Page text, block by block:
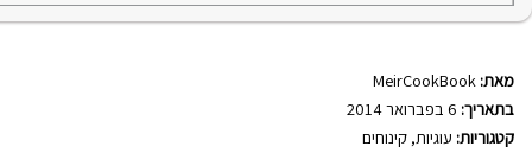
מאת: MeirCookBook
בתאריך:
קטגוריות: עוגיות, קינוחים